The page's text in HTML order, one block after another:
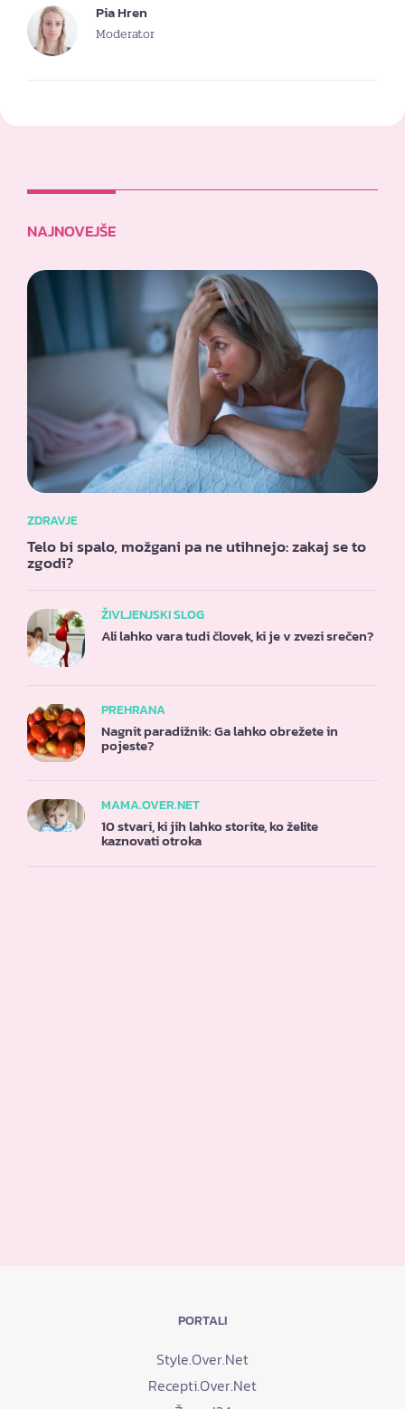
Pia Hren
Moderator
NAJNOVEJŠE
ZDRAVJE
Telo bi spalo, možgani pa ne utihnejo: zakaj se to
zgodi?
ŽIVLJENJSKI SLOG
Ali lahko vara tudi človek, ki je v zvezi srečen?
PREHRANA
Nagnit paradižnik: Ga lahko obrežete in
pojeste?
MAMA.OVER.NET
10 stvari, ki jih lahko storite, ko želite
kaznovati otroka
PORTALI
Style.Over.Net
Recepti.Over.Net